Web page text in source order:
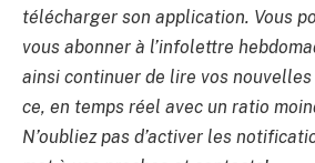
télécharger son application. Vous
vous abonner à l’infolettre
ainsi continuer de lire vos
ce, en temps réel avec un ratio
N’oubliez pas d’activer les